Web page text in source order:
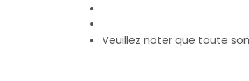
Veuillez noter que toute